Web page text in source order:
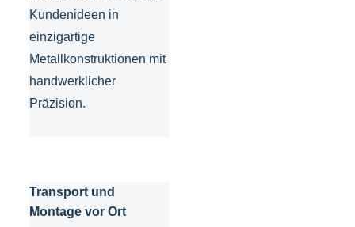
Kundenideen in
einzigartige
Metallkonstruktionen mit
handwerklicher
Präzision.
Transport und
Montage vor Ort